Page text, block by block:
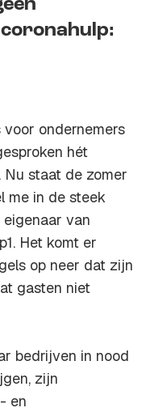
ondernemers
hét
Nu staat de zomer
me in de steek
van
Het komt er
op neer dat zijn
gasten niet
bedrijven in nood
zijn
en